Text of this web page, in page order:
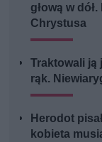
głową w
Chrystusa
Traktowali ją
rąk.
Herodot
kobieta